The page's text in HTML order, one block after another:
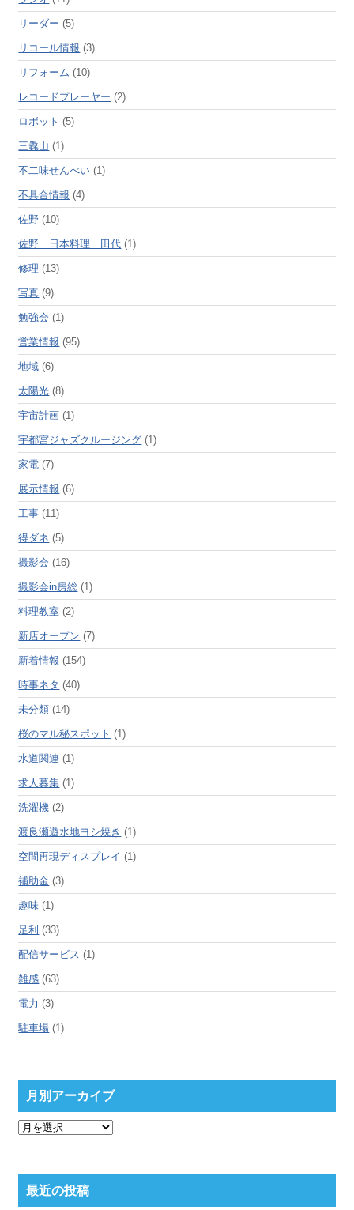
リーダー (5)
リコール情報 (3)
リフォーム (10)
レコードプレーヤー (2)
ロボット (5)
三毳山 (1)
不二味せんべい (1)
不具合情報 (4)
佐野 (10)
佐野 日本料理 田代 (1)
修理 (13)
写真 (9)
勉強会 (1)
営業情報 (95)
地域 (6)
太陽光 (8)
宇宙計画 (1)
宇都宮ジャズクルージング (1)
家電 (7)
展示情報 (6)
工事 (11)
得ダネ (5)
撮影会 (16)
撮影会in房総 (1)
料理教室 (2)
新店オープン (7)
新着情報 (154)
時事ネタ (40)
未分類 (14)
桜のマル秘スポット (1)
水道関連 (1)
求人募集 (1)
洗濯機 (2)
渡良瀬遊水地ヨシ焼き (1)
空間再現ディスプレイ (1)
補助金 (3)
趣味 (1)
足利 (33)
配信サービス (1)
雑感 (63)
電力 (3)
駐車場 (1)
月別アーカイブ
月
ー
カ最近の投稿